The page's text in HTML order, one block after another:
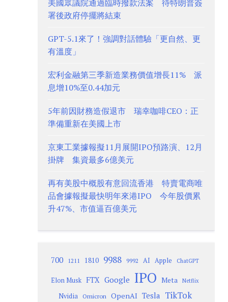
美國眾議院通過臨時撥款法案 待特朗普簽
署後政府停擺將結束
GPT-5.1來了！強調對話體驗「更自然、更
有溫度」
宏利金融第三季新造業務價值增長11% 派
息增10%至0.44加元
5年前因財務造假退市 瑞幸咖啡CEO：正
準備重新在美國上市
京東工業據報擬11月展開IPO預路演、12月
掛牌 集資最多6億美元
再有美股中概股有意回流香港 特賣電商唯
品會據報擬最快明年來港IPO 今年股價累
升47%、市值逼百億美元
700 1211 1810 9988 9992 AI Apple ChatGPT
Elon Musk FTX Google IPO Meta Netflix
Nvidia Omicron OpenAI Tesla TikTok